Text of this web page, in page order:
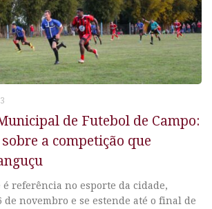
de Futebol de Campo:
a competição que
é referência no esporte da cidade,
de novembro e se estende até o final de